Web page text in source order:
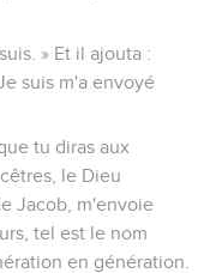
» Et il ajouta :
suis m'a envoyé
tu diras aux
le Dieu
Jacob, m'envoie
tel est le nom
en génération.